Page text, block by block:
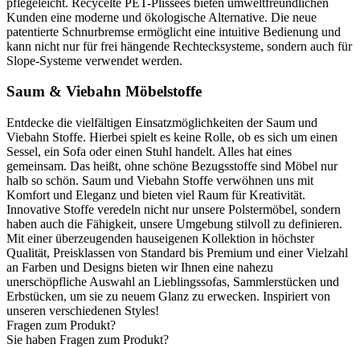
Kunden eine moderne und ökologische Alternative. Die neue
patentierte Schnurbremse ermöglicht eine intuitive Bedienung und
kann nicht nur für frei hängende Rechtecksysteme, sondern auch für
Slope-Systeme verwendet werden.
Saum & Viebahn Möbelstoffe
Entdecke die vielfältigen Einsatzmöglichkeiten der Saum und
Viebahn Stoffe. Hierbei spielt es keine Rolle, ob es sich um einen
Sessel, ein Sofa oder einen Stuhl handelt. Alles hat eines
gemeinsam. Das heißt, ohne schöne Bezugsstoffe sind Möbel nur
halb so schön. Saum und Viebahn Stoffe verwöhnen uns mit
Komfort und Eleganz und bieten viel Raum für Kreativität.
Innovative Stoffe veredeln nicht nur unsere Polstermöbel, sondern
haben auch die Fähigkeit, unsere Umgebung stilvoll zu definieren.
Mit einer überzeugenden hauseigenen Kollektion in höchster
Qualität, Preisklassen von Standard bis Premium und einer Vielzahl
an Farben und Designs bieten wir Ihnen eine nahezu
unerschöpfliche Auswahl an Lieblingssofas, Sammlerstücken und
Erbstücken, um sie zu neuem Glanz zu erwecken. Inspiriert von
unseren verschiedenen Styles!
Fragen zum Produkt?
Sie haben Fragen zum Produkt?